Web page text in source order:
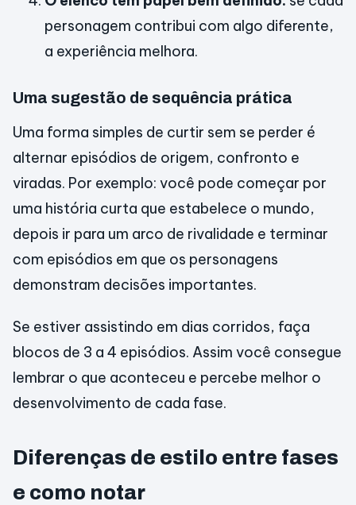
personagem contribui com algo diferente,
a experiência melhora.
Uma sugestão de sequência prática
Uma forma simples de curtir sem se perder é
alternar episódios de origem, confronto e
viradas. Por exemplo: você pode começar por
uma história curta que estabelece o mundo,
depois ir para um arco de rivalidade e terminar
com episódios em que os personagens
demonstram decisões importantes.
Se estiver assistindo em dias corridos, faça
blocos de 3 a 4 episódios. Assim você consegue
lembrar o que aconteceu e percebe melhor o
desenvolvimento de cada fase.
Diferenças de estilo entre fases
e como notar